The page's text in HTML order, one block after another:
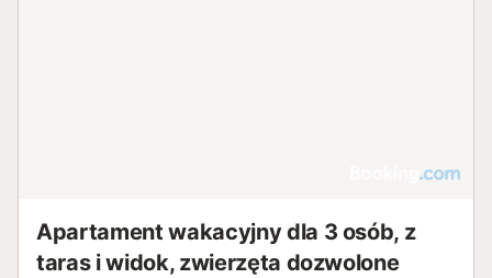
Apartament wakacyjny dla 3 osób, z
taras i widok, zwierzęta dozwolone